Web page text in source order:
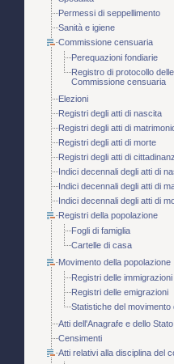
Permessi di seppellimento
Sanità e igiene
Commissione censuaria
Perequazioni fondiarie
Registro di protocollo
Commissione censuaria
Elezioni
Registri degli atti di nascita
Registri degli atti di
Registri degli atti di morte
Registri degli atti di
Indici decennali degli atti di
Indici decennali degli atti di
Indici decennali degli atti di
Registri della popolazione
Fogli di famiglia
Cartelle di casa
Movimento della popolazione
Registri delle immigrazioni
Registri delle emigrazioni
Statistiche del movimento
Atti dell'Anagrafe e dello
Censimenti
Atti relativi alla disciplina del